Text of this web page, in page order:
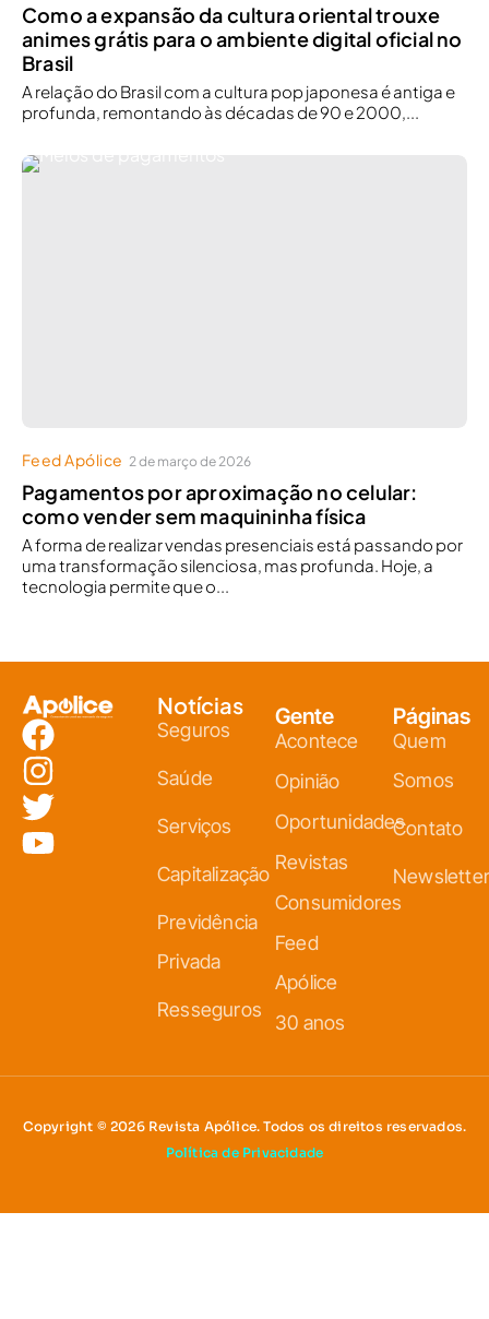
Como a expansão da cultura oriental trouxe
animes grátis para o ambiente digital oficial no
Brasil
A relação do Brasil com a cultura pop japonesa é antiga e
profunda, remontando às décadas de 90 e 2000,...
Feed Apólice 2 de março de 2026
Pagamentos por aproximação no celular:
como vender sem maquininha física
A forma de realizar vendas presenciais está passando por
uma transformação silenciosa, mas profunda. Hoje, a
tecnologia permite que o...
Notícias
Seguros
Saúde
Serviços
Capitalização
Previdência
Privada
Resseguros
Gente
Acontece
Opinião
Oportunidades
Revistas
Consumidores
Feed
Apólice
30 anos
Páginas
Quem
Somos
Contato
Newsletter
Copyright © 2026 Revista Apólice. Todos os direitos reservados.
Política de Privacidade